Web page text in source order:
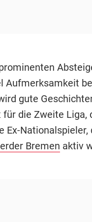
Aufmerksamkeit
gute
die Zweite Liga,
Ex-Nationalspieler,
Bremen aktiv